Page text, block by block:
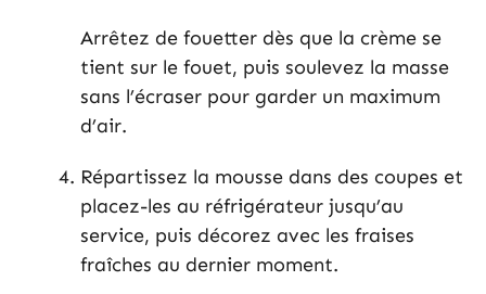
Arrêtez de fouetter dès que la crème se
tient sur le fouet, puis soulevez la masse
sans l’écraser pour garder un maximum
d’air.
Répartissez la mousse dans des coupes et
placez-les au réfrigérateur jusqu’au
service, puis décorez avec les fraises
fraîches au dernier moment.